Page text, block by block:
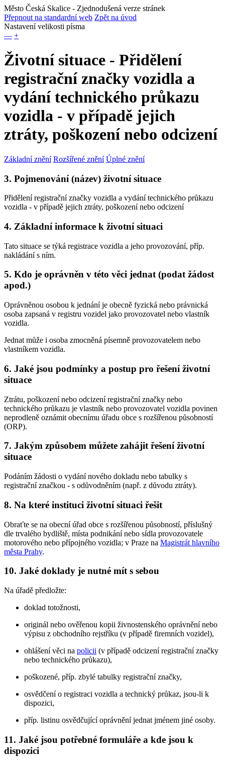
Město Česká Skalice - Zjednodušená verze stránek
Přepnout na standardní web Zpět na úvod
Nastavení velikosti písma
— +
Životní situace - Přidělení
registrační značky vozidla a
vydání technického průkazu
vozidla - v případě jejich
ztráty, poškození nebo odcizení
Základní znění Rozšířené znění Úplné znění
3. Pojmenování (název) životní situace
Přidělení registrační značky vozidla a vydání technického průkazu
vozidla - v případě jejich ztráty, poškození nebo odcizení
4. Základní informace k životní situaci
Tato situace se týká registrace vozidla a jeho provozování, příp.
nakládání s ním.
5. Kdo je oprávněn v této věci jednat (podat žádost
apod.)
Oprávněnou osobou k jednání je obecně fyzická nebo právnická
osoba zapsaná v registru vozidel jako provozovatel nebo vlastník
vozidla.
Jednat může i osoba zmocněná písemně provozovatelem nebo
vlastníkem vozidla.
6. Jaké jsou podmínky a postup pro řešení životní
situace
Ztrátu, poškození nebo odcizení registrační značky nebo
technického průkazu je vlastník nebo provozovatel vozidla povinen
neprodleně oznámit obecnímu úřadu obce s rozšířenou působností
(ORP).
7. Jakým způsobem můžete zahájit řešení životní
situace
Podáním žádosti o vydání nového dokladu nebo tabulky s
registrační značkou - s odůvodněním (např. z důvodu ztráty).
8. Na které instituci životní situaci řešit
Obraťte se na obecní úřad obce s rozšířenou působností, příslušný
dle trvalého bydliště, místa podnikání nebo sídla provozovatele
motorového nebo přípojného vozidla; v Praze na Magistrát hlavního
města Prahy.
10. Jaké doklady je nutné mít s sebou
Na úřadě předložte:
doklad totožnosti,
originál nebo ověřenou kopii živnostenského oprávnění nebo
výpisu z obchodního rejstříku (v případě firemních vozidel),
ohlášení věci na policii (v případě odcizení registrační značky
nebo technického průkazu),
poškozené, příp. zbylé tabulky registrační značky,
osvědčení o registraci vozidla a technický průkaz, jsou-li k
dispozici,
příp. listinu osvědčující oprávnění jednat jménem jiné osoby.
11. Jaké jsou potřebné formuláře a kde jsou k
dispozici